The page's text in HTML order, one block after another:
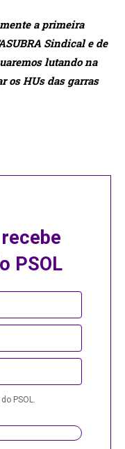
a primeira
Sindical e de
lutando na
os HUs das garras
PSOL
PSOL.